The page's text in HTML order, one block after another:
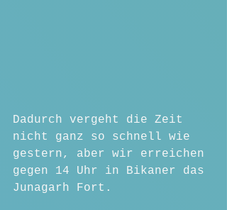
Dadurch vergeht die Zeit
nicht ganz so schnell wie
gestern, aber wir erreichen
gegen 14 Uhr in Bikaner das
Junagarh Fort.